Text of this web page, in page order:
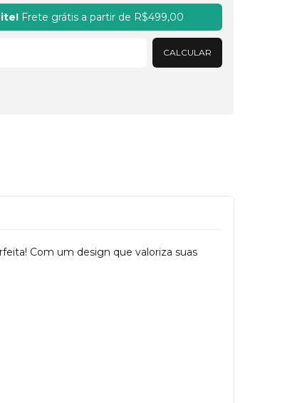
Frete grátis a partir de R$499,00
CALCULAR
Com um design que valoriza suas